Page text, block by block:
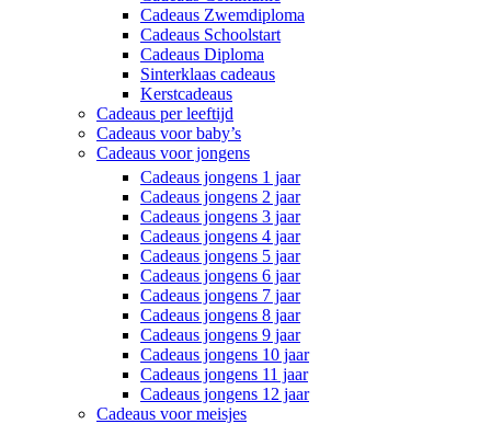
Cadeaus Zwemdiploma
Cadeaus Schoolstart
Cadeaus Diploma
Sinterklaas cadeaus
Kerstcadeaus
Cadeaus per leeftijd
Cadeaus voor baby’s
Cadeaus voor jongens
Cadeaus jongens 1 jaar
Cadeaus jongens 2 jaar
Cadeaus jongens 3 jaar
Cadeaus jongens 4 jaar
Cadeaus jongens 5 jaar
Cadeaus jongens 6 jaar
Cadeaus jongens 7 jaar
Cadeaus jongens 8 jaar
Cadeaus jongens 9 jaar
Cadeaus jongens 10 jaar
Cadeaus jongens 11 jaar
Cadeaus jongens 12 jaar
Cadeaus voor meisjes